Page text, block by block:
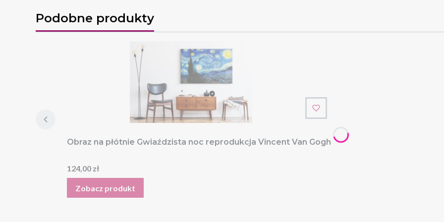
Podobne produkty
Obraz na płótnie Gwiaździsta noc reprodukcja Vincent Van Gogh
Cena
124,00 zł
Zobacz produkt